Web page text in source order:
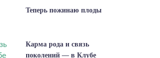
Теперь пожинаю плоды
Карма рода и связь
поколений — в Клубе